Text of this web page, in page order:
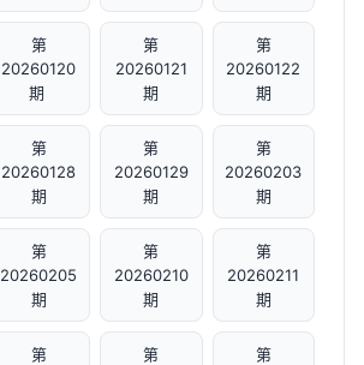
第
20260120
期 ​
第
20260121
期
第
20260122
期
第
20260128
期
第
20260129
期
第
20260203
期
第
20260205
期
第
20260210
期
第
20260211
期
第
第
第